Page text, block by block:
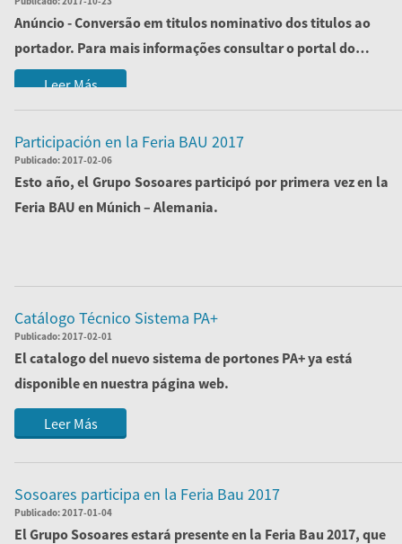
Anúncio - Conversão em titulos nominativo dos titulos ao
portador. Para mais informações consultar o portal do
ministério da justiça.
Leer Más
Participación en la Feria BAU 2017
Publicado:2017-02-06
Esto año, el Grupo Sosoares participó por primera vez en la
Feria BAU en Múnich – Alemania.
Catálogo Técnico Sistema PA+
Publicado:2017-02-01
El catalogo del nuevo sistema de portones PA+ ya está
disponible en nuestra página web.
Para cualquiera aclaración complementar, contacta...
Leer Más
Sosoares participa en la Feria Bau 2017
Publicado:2017-01-04
El Grupo Sosoares estará presente en la Feria Bau 2017, que